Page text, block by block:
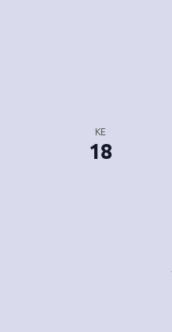
KE
18